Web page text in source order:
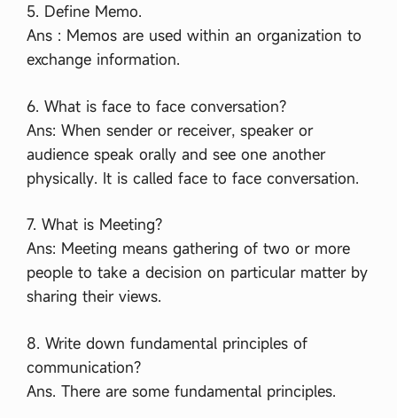
5. Define Memo.
Ans : Memos are used within an organization to
exchange information.
6. What is face to face conversation?
Ans: When sender or receiver, speaker or
audience speak orally and see one another
physically. It is called face to face conversation.
7. What is Meeting?
Ans: Meeting means gathering of two or more
people to take a decision on particular matter by
sharing their views.
8. Write down fundamental principles of
communication?
Ans. There are some fundamental principles.